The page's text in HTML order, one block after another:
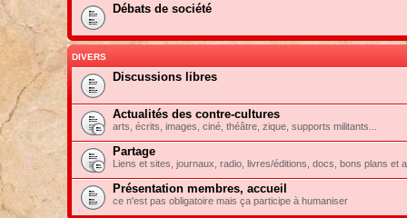
Débats de société
DIVERS
Discussions libres
Actualités des contre-cultures
arts, écrits, images, ciné, théâtre, zique, supports militants...
Partage
Liens et sites, journaux, radio, livres/éditions, docs, bons plans et
Présentation membres, accueil
ce n'est pas obligatoire mais ça participe à humaniser